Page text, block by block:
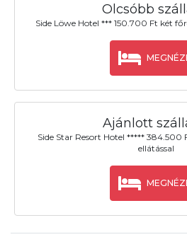
Olcsóbb
Side Löwe Hotel *** 150.700 Ft két
Ajánlott
Side Star Resort Hotel ***** 384.500
ellátással